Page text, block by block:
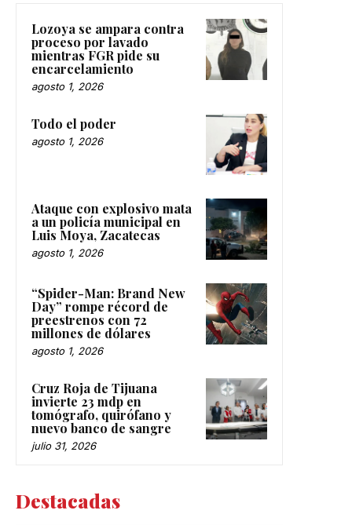
Lozoya se ampara contra
proceso por lavado
mientras FGR pide su
encarcelamiento
agosto 1, 2026
Todo el poder
agosto 1, 2026
Ataque con explosivo mata
a un policía municipal en
Luis Moya, Zacatecas
agosto 1, 2026
“Spider-Man: Brand New
Day” rompe récord de
preestrenos con 72
millones de dólares
agosto 1, 2026
Cruz Roja de Tijuana
invierte 23 mdp en
tomógrafo, quirófano y
nuevo banco de sangre
julio 31, 2026
Destacadas